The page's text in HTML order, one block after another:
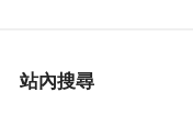
站內搜尋